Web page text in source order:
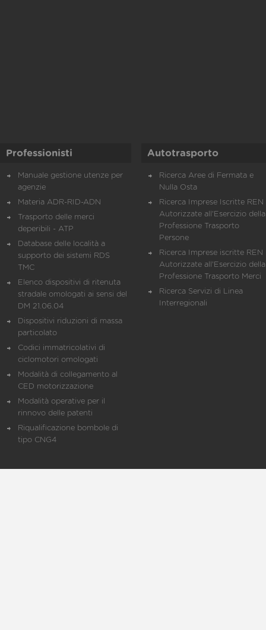
Professionisti
Manuale gestione utenze per
agenzie
Materia ADR-RID-ADN
Trasporto delle merci
deperibili - ATP
Database delle località a
supporto dei sistemi RDS
TMC
Elenco dispositivi di ritenuta
stradale omologati ai sensi del
DM 21.06.04
Dispositivi riduzioni di massa
particolato
Codici immatricolativi di
ciclomotori omologati
Modalità di collegamento al
CED motorizzazione
Modalità operative per il
rinnovo delle patenti
Riqualificazione bombole di
tipo CNG4
Autotrasporto
Ricerca Aree di Fermata e
Nulla Osta
Ricerca Imprese Iscritte REN
Autorizzate all'Esercizio della
Professione Trasporto
Persone
Ricerca Imprese iscritte REN
Autorizzate all'Esercizio della
Professione Trasporto Merci
Ricerca Servizi di Linea
Interregionali